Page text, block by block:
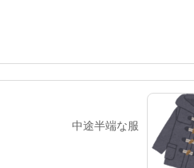
中途半端な服